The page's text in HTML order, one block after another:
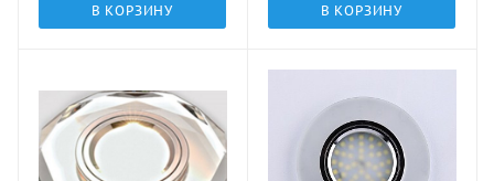
В КОРЗИНУ В КОРЗИНУ